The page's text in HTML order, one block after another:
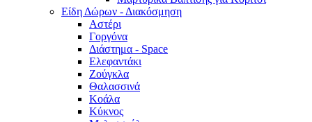
Είδη Δώρων - Διακόσμηση
Αστέρι
Γοργόνα
Διάστημα - Space
Ελεφαντάκι
Ζούγκλα
Θαλασσινά
Κοάλα
Κύκνος